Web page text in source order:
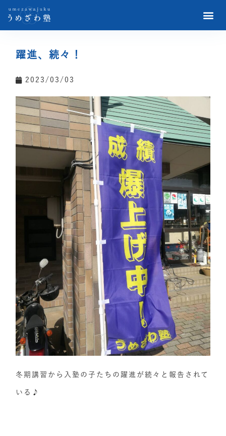
躍進、続々！
2023/03/03
冬期講習から入塾の子たちの躍進が続々と報告されて
いる♪